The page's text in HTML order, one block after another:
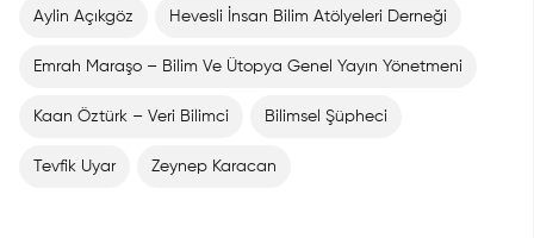
Aylin Açıkgöz Hevesli İnsan Bilim Atölyeleri Derneği
Emrah Maraşo – Bilim Ve Ütopya Genel Yayın Yönetmeni
Kaan Öztürk – Veri Bilimci Bilimsel Şüpheci
Tevfik Uyar Zeynep Karacan